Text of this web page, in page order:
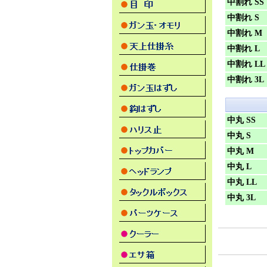
中割れ SS
中割れ S
中割れ M
中割れ L
中割れ LL
中割れ 3L
中丸 SS
中丸 S
中丸 M
中丸 L
中丸 LL
中丸 3L